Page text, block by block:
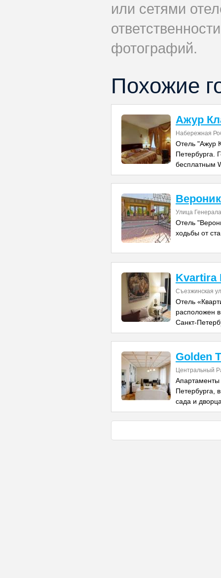
или сетями
фотографий.
Похожие
Ажур
Набережная
Отель "Ажур
Петербурга.
бесплатным
Улица
Отель
ходьбы от
Kvartira
Съезжинская
Отель
расположен
Санкт-
Golden
Центральный
Апартаменты
Петербурга,
сада и